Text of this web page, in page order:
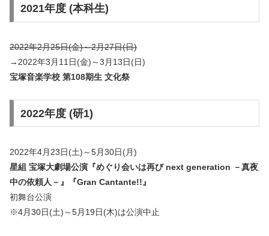
2021年度 (本科生)
2022年2月25日(金)～2月27日(日)
→2022年3月11日(金)～3月13日(日)
宝塚音楽学校 第108期生 文化祭
2022年度 (研1)
2022年4月23日(土)～5月30日(月)
星組 宝塚大劇場公演『めぐり会いは再び next generation －真夜
中の依頼人－』『Gran Cantante!!』
初舞台公演
※4月30日(土)～5月19日(木)は公演中止